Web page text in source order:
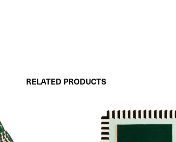
RELATED PRODUCTS